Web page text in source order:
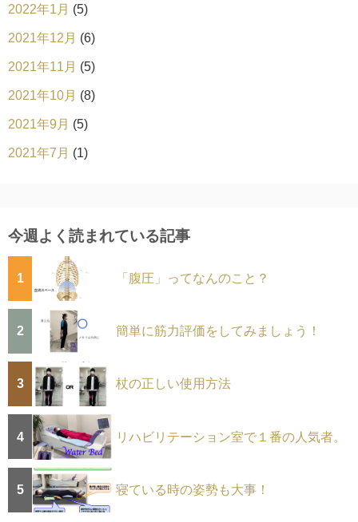
2022年1月 (5)
2021年12月 (6)
2021年11月 (5)
2021年10月 (8)
2021年9月 (5)
2021年7月 (1)
今週よく読まれている記事
1 「腹圧」ってなんのこと？
2 簡単に筋力評価をしてみましょう！
3 杖の正しい使用方法
4 リハビリテーション室で１番の人気者。
5 寝ている時の姿勢も大事！